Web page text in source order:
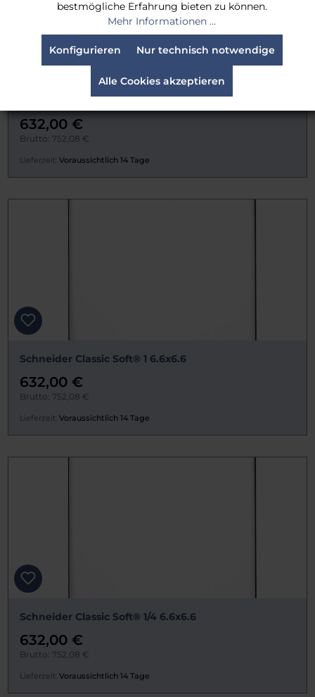
Schneider Classic Soft® 1/8 6.6x6.6
632,00 €
Brutto: 752,08 €
Lieferzeit: Voraussichtlich 14 Tage
Schneider Classic Soft® 1 6.6x6.6
632,00 €
Brutto: 752,08 €
Lieferzeit: Voraussichtlich 14 Tage
Schneider Classic Soft® 1/4 6.6x6.6
632,00 €
Brutto: 752,08 €
Lieferzeit: Voraussichtlich 14 Tage
bestmögliche Erfahrung bieten zu können.
Mehr Informationen ...
Nur technisch notwendige
Konfigurieren
Alle Cookies akzeptieren